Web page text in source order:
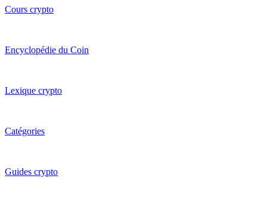
Cours crypto
Encyclopédie du Coin
Lexique crypto
Catégories
Guides crypto